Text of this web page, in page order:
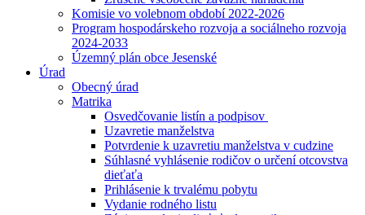
Komisie vo volebnom období 2022-2026
Program hospodárskeho rozvoja a sociálneho rozvoja
2024-2033
Územný plán obce Jesenské
Úrad
Obecný úrad
Matrika
Osvedčovanie listín a podpisov
Uzavretie manželstva
Potvrdenie k uzavretiu manželstva v cudzine
Súhlasné vyhlásenie rodičov o určení otcovstva
dieťaťa
Prihlásenie k trvalému pobytu
Vydanie rodného listu